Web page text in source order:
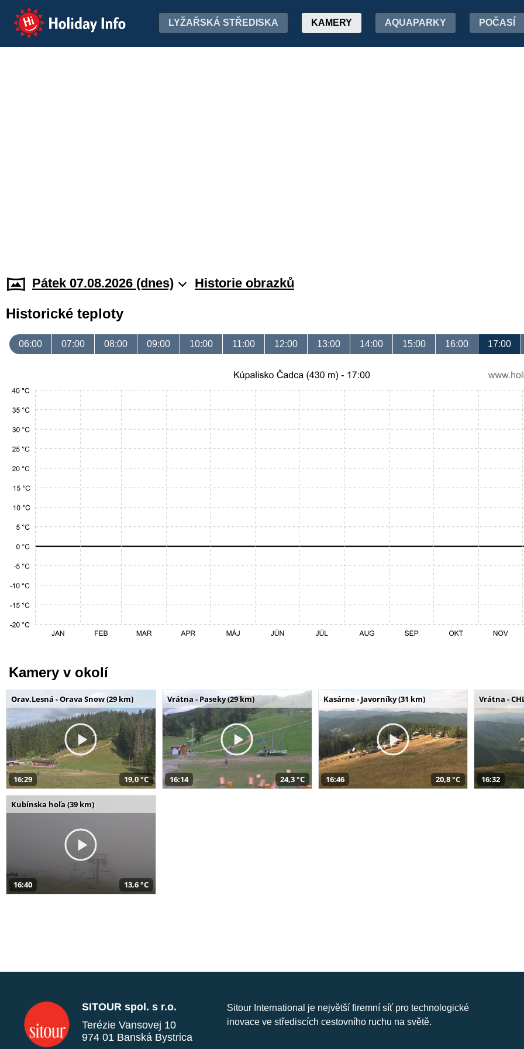
Holiday Info LYŽAŘSKÁ STŘEDISKA KAMERY AQUAPARKY POČASÍ
Pátek 07.08.2026 (dnes) Historie obrazků
Historické teploty
06:00 07:00 08:00 09:00 10:00 11:00 12:00 13:00 14:00 15:00 16:00 17:00
Kamery v okolí
Orav.Lesná - Orava Snow (29 km)
16:29 19,0 °C
Vrátna - Paseky (29 km)
16:14 24,3 °C
Kasárne - Javorníky (31 km)
16:46 20,8 °C
Vrátna -
16:32
Kubínska hoľa (39 km)
16:40 13,6 °C
SITOUR spol. s r.o.
Terézie Vansovej 10
974 01 Banská Bystrica
Sitour International je největší firemní síť pro technologické
inovace ve střediscích cestovního ruchu na světě.